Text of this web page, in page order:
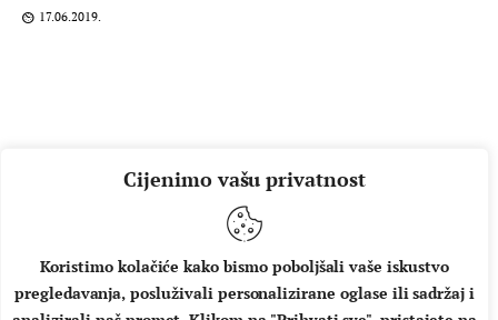
Cijenimo vašu privatnost
Koristimo kolačiće kako bismo poboljšali vaše iskustvo
pregledavanja, posluživali personalizirane oglase ili sadržaj i
17.06.2019.
O NAMA IMPRESSUM UVJETI KORIŠTENJA